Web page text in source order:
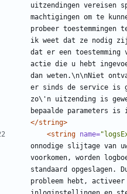
uitzendingen vereisen
machtigingen om te
probeer toestemmingen
ik weet dat ze nodig
dat er een
actie die u hebt
dan weten.\n\nNiet
er sinds de service is
zo\'n uitzending is
bepaalde parameters
</string>
<string name=
onnodige slijtage van
voorkomen, worden
standaard opgeslagen.
probleem hebt,